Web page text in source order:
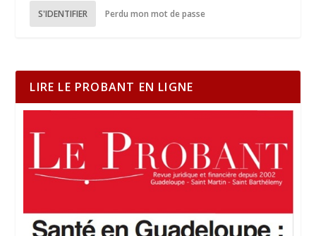
S'IDENTIFIER Perdu mon mot de passe
LIRE LE PROBANT EN LIGNE